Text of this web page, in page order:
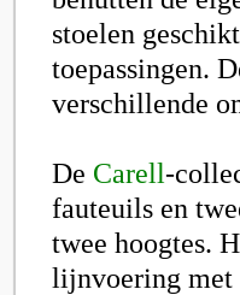
stoelen
toepassingen.
verschillende
De Carell-
fauteuils en
twee hoogtes.
lijnvoering met